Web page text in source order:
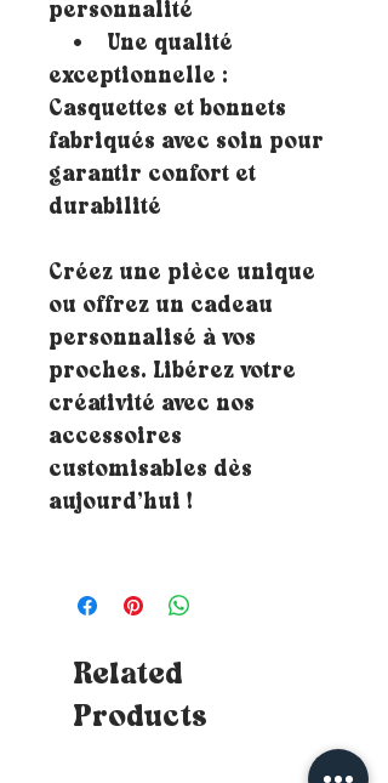
personnalité
• Une qualité
exceptionnelle :
Casquettes et bonnets
fabriqués avec soin pour
garantir confort et
durabilité
Créez une pièce unique
ou offrez un cadeau
personnalisé à vos
proches. Libérez votre
créativité avec nos
accessoires
customisables dès
aujourd’hui !
Related
Products